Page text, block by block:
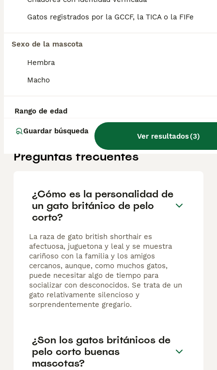
Gatos registrados por la GCCF, la TICA o la FIFe
Sexo de la mascota
Hembra
Macho
Rango de edad
Guardar búsqueda
Ver resultados(3)
Brittish maravillosos
Británico de Pelo Corto
13 semanas 2
CriadorCon Afijo
Identidad Verificada
,Valencia
Preguntas frecuentes
¿Cómo es la personalidad de
un gato británico de pelo
corto?
La raza de gato british shorthair es
afectuosa, juguetona y leal y se muestra
cariñoso con la familia y los amigos
cercanos, aunque, como muchos gatos,
puede necesitar algo de tiempo para
socializar con desconocidos. Se trata de un
gato relativamente silencioso y
sorprendentemente gregario.
¿Son los gatos británicos de
pelo corto buenas
mascotas?